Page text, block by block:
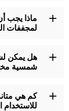
ماذا يجب
لمجففات
شمسية
للاستخدام